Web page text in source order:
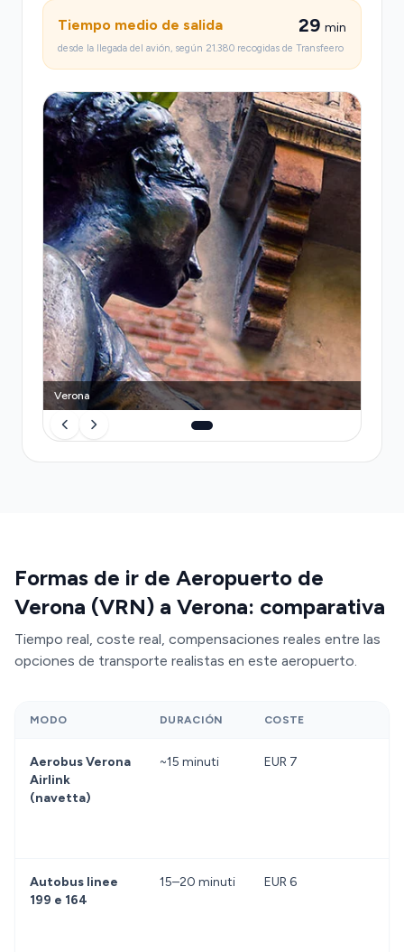
arrivano alla stazione in 15 minuti ma lasciano a
piedi la maggior parte dei turisti), il transfer privato
offre comodità, prezzo trasparente e zero
tariffe metriche che superano i €25 con traffico,
mentre i bus richiedono il cambio tra navetta e
rete urbana. Con Transfeero arrivi direttamente
alla tua destinazione, con il tempo per controllare i
tuoi messaggi invece di preoccuparti di orari e
bagagli.
Tiempo medio de salida 29 min
desde la llegada del avión, según 21.380 recogidas de Transfeero
Verona
Formas de ir de Aeropuerto de
Verona (VRN) a Verona: comparativa
Tiempo real, coste real, compensaciones reales entre las
opciones de transporte realistas en este aeropuerto.
MODO DURACIÓN COSTE
Aerobus Verona
Airlink
(navetta)
~15 minuti EUR 7
Autobus linee
199 e 164
15–20 minuti EUR 6